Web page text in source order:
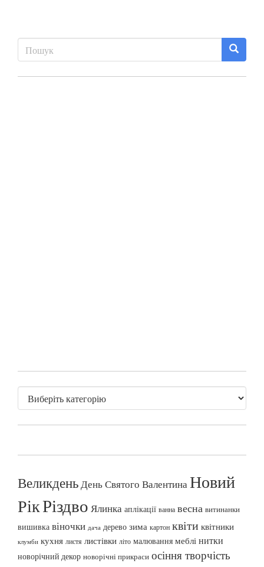
ВеликденьДень Святого ВалентинаНовий
РікРіздво Ялинка аплікації ванна весна витинанки
вишивка віночки дача дерево зима картон квіти квітники
клумби кухня листя листівки літо малювання меблі нитки
новорічний декор новорічні прикраси осіння творчість